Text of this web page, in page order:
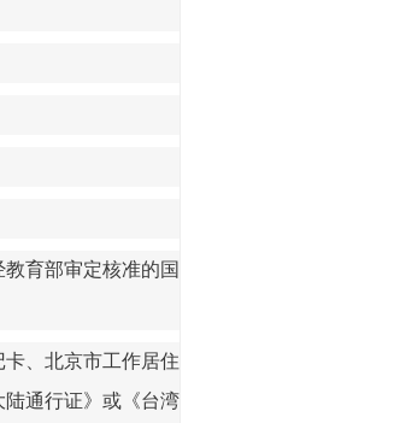
育部审定核准的国
、北京市工作居住
通行证》或《台湾